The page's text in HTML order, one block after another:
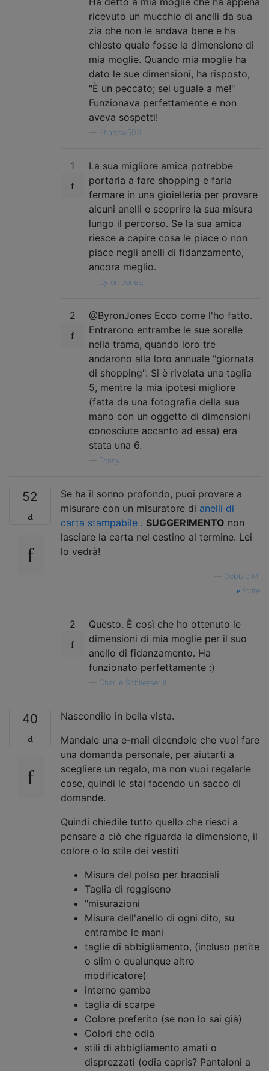
ricevuto un mucchio di anelli da sua
zia che non le andava bene e ha
chiesto quale fosse la dimensione di
mia moglie. Quando mia moglie ha
dato le sue dimensioni, ha risposto,
"È un peccato; sei uguale a me!"
Funzionava perfettamente e non
aveva sospetti!
Shadow503
1
La sua migliore amica potrebbe
portarla a fare shopping e farla
fermare in una gioielleria per provare
alcuni anelli e scoprire la sua misura
lungo il percorso. Se la sua amica
riesce a capire cosa le piace o non
piace negli anelli di fidanzamento,
ancora meglio.
Byron Jones,
2
@ByronJones Ecco come l'ho fatto.
Entrarono entrambe le sue sorelle
nella trama, quando loro tre
andarono alla loro annuale "giornata
di shopping". Si è rivelata una taglia
5, mentre la mia ipotesi migliore
(fatta da una fotografia della sua
mano con un oggetto di dimensioni
conosciute accanto ad essa) era
stata una 6.
Tonny
52
Se ha il sonno profondo, puoi provare a
misurare con un misuratore di anelli di
carta stampabile . SUGGERIMENTO non
lasciare la carta nel cestino al termine. Lei
lo vedrà!
Debbie M.
fonte
2
Questo. È così che ho ottenuto le
dimensioni di mia moglie per il suo
anello di fidanzamento. Ha
funzionato perfettamente :)
Charlie Schliesser il
40
Nascondilo in bella vista.
Mandale una e-mail dicendole che vuoi fare
una domanda personale, per aiutarti a
scegliere un regalo, ma non vuoi regalarle
cose, quindi le stai facendo un sacco di
domande.
Quindi chiedile tutto quello che riesci a
pensare a ciò che riguarda la dimensione, il
colore o lo stile dei vestiti
Misura del polso per bracciali
Taglia di reggiseno
"misurazioni
Misura dell'anello di ogni dito, su
entrambe le mani
taglie di abbigliamento, (incluso petite
o slim o qualunque altro
modificatore)
interno gamba
taglia di scarpe
Colore preferito (se non lo sai già)
Colori che odia
stili di abbigliamento amati o
disprezzati (odia capris? Pantaloni a